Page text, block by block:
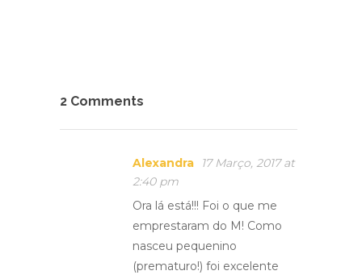
2 Comments
Alexandra
17 Março, 2017 at
2:40 pm
Ora lá está!!! Foi o que me
emprestaram do M! Como
nasceu pequenino
(prematuro!) foi excelente